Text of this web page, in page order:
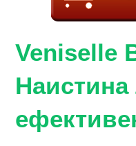
Veniselle
Наистина